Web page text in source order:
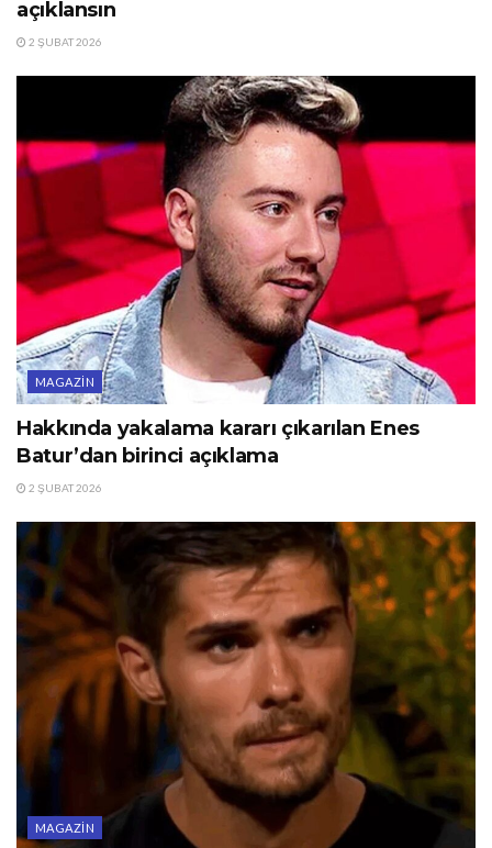
açıklansın
2 ŞUBAT 2026
MAGAZIN
Hakkında yakalama kararı çıkarılan Enes
Batur’dan birinci açıklama
2 ŞUBAT 2026
MAGAZIN